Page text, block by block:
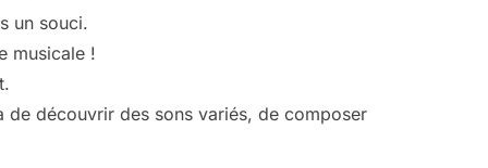
un souci.
musicale !
de découvrir des sons variés, de composer